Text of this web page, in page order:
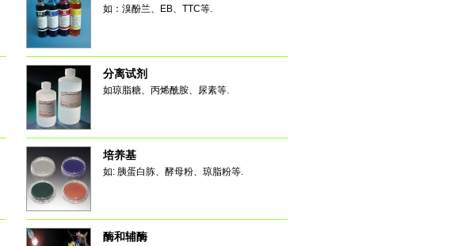
如：溴酚兰、EB、TTC等.
分离试剂
如琼脂糖、丙烯酰胺、尿素等.
培养基
如: 胰蛋白胨、酵母粉、琼脂粉等.
酶和辅酶